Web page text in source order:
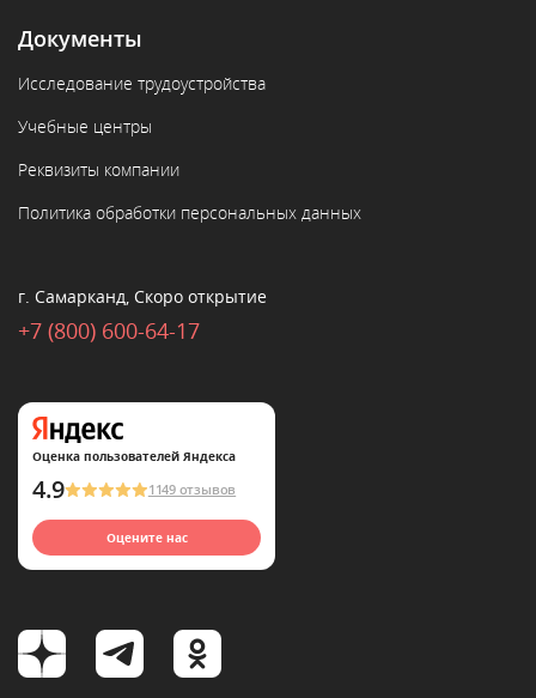
Документы
Исследование трудоустройства
Учебные центры
Реквизиты компании
Политика обработки персональных данных
г. Самарканд, Скоро открытие
+7 (800) 600-64-17
Оценка пользователей Яндекса
4.9 1149 отзывов
Оцените нас